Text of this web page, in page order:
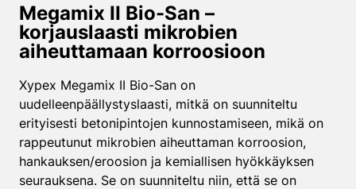
Megamix II Bio-San –
korjauslaasti mikrobien
aiheuttamaan korroosioon
Xypex Megamix II Bio-San on
uudelleenpäällystyslaasti, mitkä on suunniteltu
erityisesti betonipintojen kunnostamiseen, mikä on
rappeutunut mikrobien aiheuttaman korroosion,
hankauksen/eroosion ja kemiallisen hyökkäyksen
seurauksena. Se on suunniteltu niin, että se on